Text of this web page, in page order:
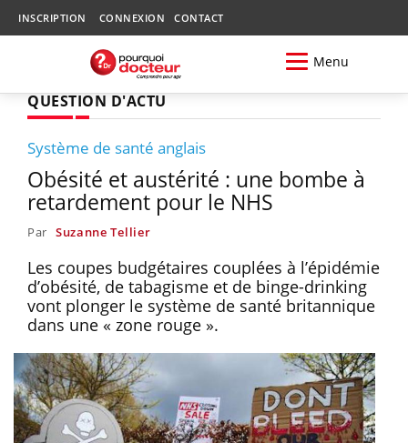
INSCRIPTION CONNEXION CONTACT
Menu
QUESTION D'ACTU
Système de santé anglais
Obésité et austérité : une bombe à
retardement pour le NHS
Par Suzanne Tellier
Les coupes budgétaires couplées à l’épidémie
d’obésité, de tabagisme et de binge-drinking
vont plonger le système de santé britannique
dans une « zone rouge ».